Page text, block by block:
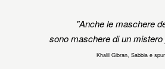
"Anche le maschere
sono maschere di un mistero
Khalil Gibran, Sabbia e